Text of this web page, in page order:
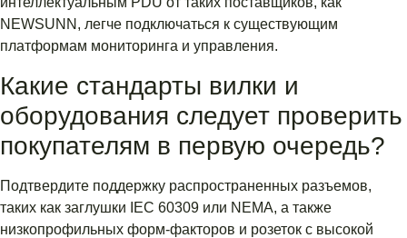
NEWSUNN, легче подключаться к существующим
платформам мониторинга и управления.
Какие стандарты вилки и
оборудования следует проверить
покупателям в первую очередь?
Подтвердите поддержку распространенных разъемов,
таких как заглушки IEC 60309 или NEMA, а также
низкопрофильных форм-факторов и розеток с высокой